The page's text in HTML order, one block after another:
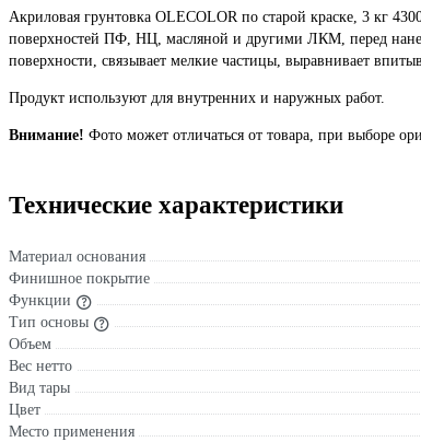
Акриловая грунтовка OLECOLOR по старой краске, 3 кг
поверхностей ПФ, НЦ, масляной и другими ЛКМ, перед
поверхности, связывает мелкие частицы, выравнивает
Продукт используют для внутренних и наружных работ.
Внимание! Фото может отличаться от товара, при выборе
Технические характеристики
Материал основания
Финишное покрытие
Функции
Тип основы
Объем
Вес нетто
Вид тары
Цвет
Место применения